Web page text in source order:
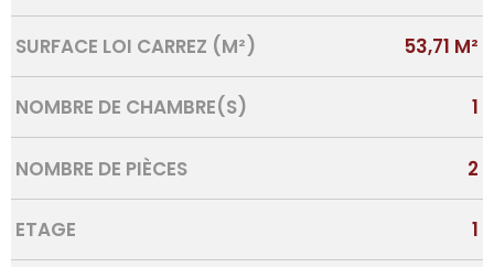
SURFACE LOI CARREZ (M²) 53,71 M²
NOMBRE DE CHAMBRE(S) 1
NOMBRE DE PIÈCES 2
ETAGE 1